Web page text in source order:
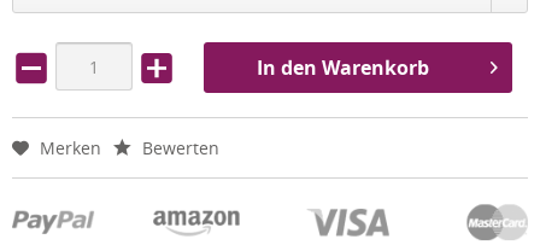
In den Warenkorb
Merken Bewerten